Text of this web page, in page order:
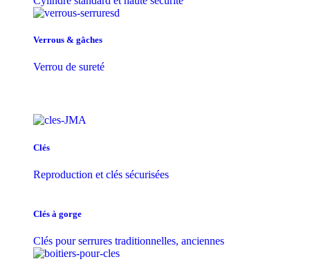
Verrous & gâches
Verrou de sureté
Clés
Reproduction et clés sécurisées
Clés à gorge
Clés pour serrures traditionnelles, anciennes